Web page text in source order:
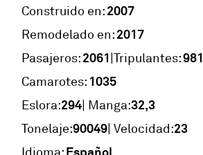
Construido en:2007
Remodelado en:2017
Pasajeros:2061|Tripulantes:981
Camarotes: 1035
Eslora:294| Manga:32,3
Tonelaje:90049| Velocidad:23